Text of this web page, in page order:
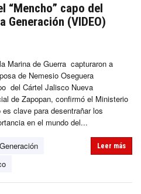
“Mencho” capo del
Generación (VIDEO)
Marina de Guerra capturaron a
de Nemesio Oseguera
del Cártel Jalisco Nueva
de Zapopan, confirmó el Ministerio
clave para desentrañar los
en el mundo del...
Leer más